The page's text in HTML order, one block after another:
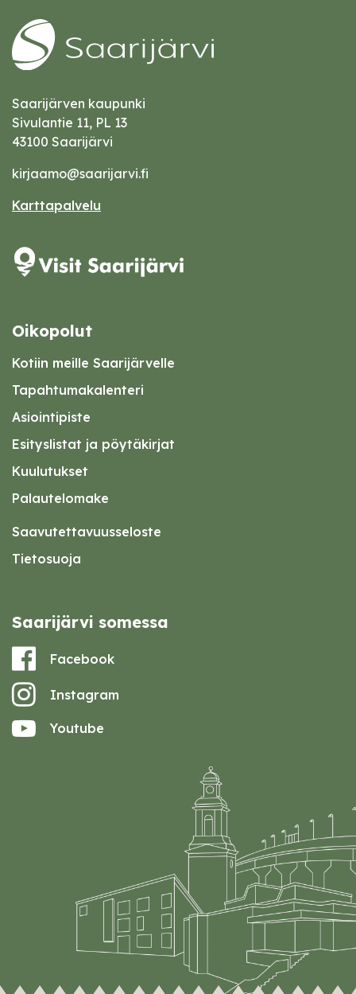
Saarijärven kaupunki
Sivulantie 11, PL 13
43100 Saarijärvi
kirjaamo@saarijarvi.fi
Karttapalvelu
Oikopolut
Kotiin meille Saarijärvelle
Tapahtumakalenteri
Asiointipiste
Esityslistat ja pöytäkirjat
Kuulutukset
Palautelomake
Saavutettavuusseloste
Tietosuoja
Saarijärvi somessa
Facebook
Instagram
Youtube